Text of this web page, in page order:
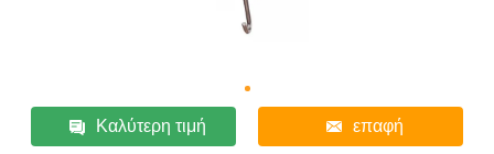
Καλύτερη τιμή επαφή